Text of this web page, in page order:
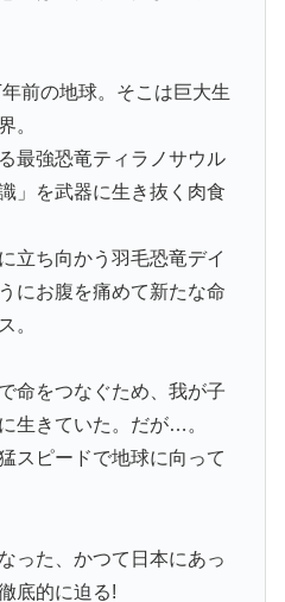
前の地球。そこは巨大生
。
最強恐竜ティラノサウル
」を武器に生き抜く肉食
立ち向かう羽毛恐竜デイ
にお腹を痛めて新たな命
。
命をつなぐため、我が子
生きていた。だが…。
スピードで地球に向って
った、かつて日本にあっ
底的に迫る!